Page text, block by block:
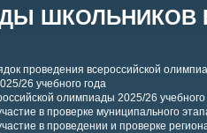
ШКОЛЬНИКОВ
проведения всероссийской
26 учебного года
олимпиады 2025/26 учебного
в проверке муниципального
в проведении и проверке